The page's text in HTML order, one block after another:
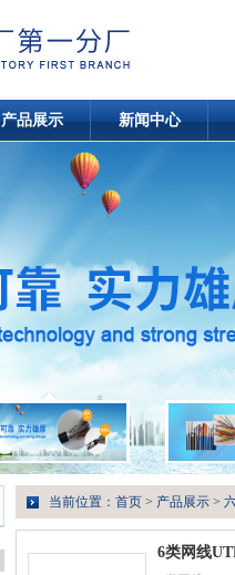
产品展示 新闻中心
当前位置： 首页 > 产品展示 >
6类网线